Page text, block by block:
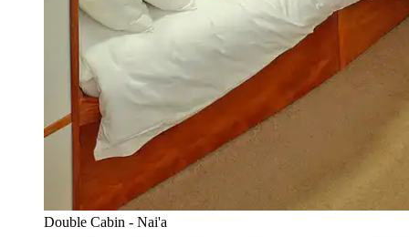
Double Cabin - Nai'a